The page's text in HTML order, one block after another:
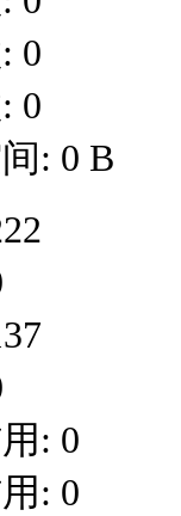
0
0
: 0 B
: 0
: 0